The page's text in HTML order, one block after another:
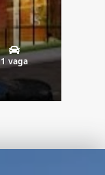
1 vaga